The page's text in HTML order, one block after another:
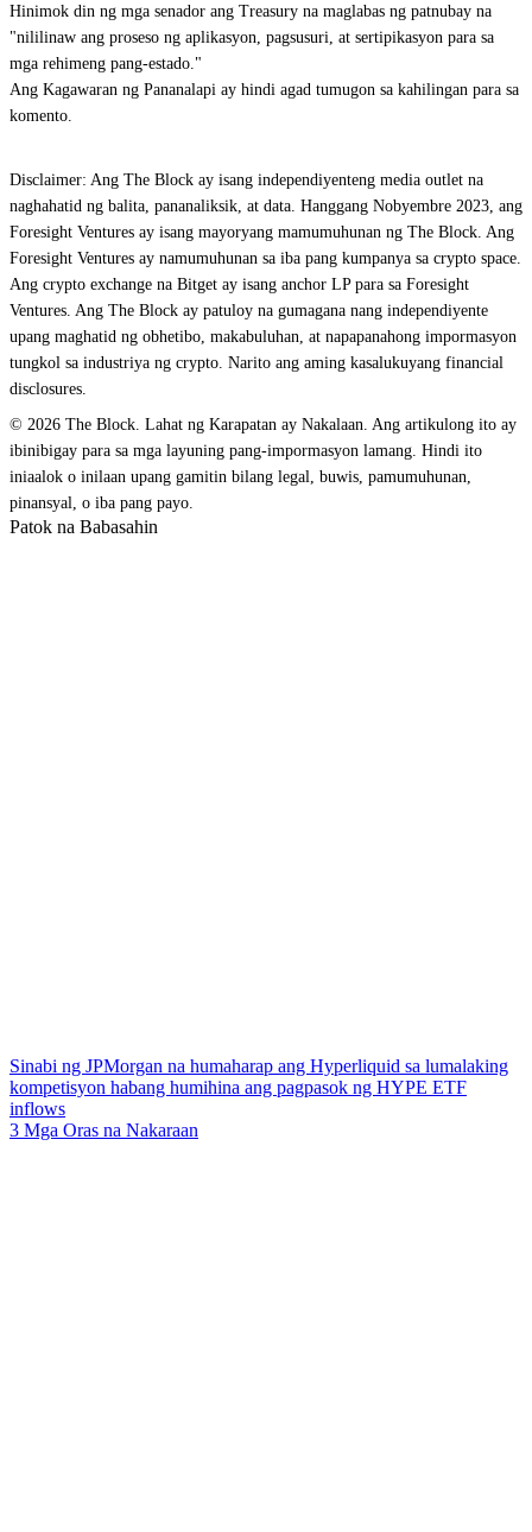
Hinimok din ng mga senador ang Treasury na maglabas ng patnubay na
"nililinaw ang proseso ng aplikasyon, pagsusuri, at sertipikasyon para sa
mga rehimeng pang-estado."
Ang Kagawaran ng Pananalapi ay hindi agad tumugon sa kahilingan para sa
komento.
Disclaimer: Ang The Block ay isang independiyenteng media outlet na
naghahatid ng balita, pananaliksik, at data. Hanggang Nobyembre 2023, ang
Foresight Ventures ay isang mayoryang mamumuhunan ng The Block. Ang
Foresight Ventures ay namumuhunan sa iba pang kumpanya sa crypto space.
Ang crypto exchange na Bitget ay isang anchor LP para sa Foresight
Ventures. Ang The Block ay patuloy na gumagana nang independiyente
upang maghatid ng obhetibo, makabuluhan, at napapanahong impormasyon
tungkol sa industriya ng crypto. Narito ang aming kasalukuyang financial
disclosures.
© 2026 The Block. Lahat ng Karapatan ay Nakalaan. Ang artikulong ito ay
ibinibigay para sa mga layuning pang-impormasyon lamang. Hindi ito
iniaalok o inilaan upang gamitin bilang legal, buwis, pamumuhunan,
pinansyal, o iba pang payo.
Patok na Babasahin
Sinabi ng JPMorgan na humaharap ang Hyperliquid sa lumalaking
kompetisyon habang humihina ang pagpasok ng HYPE ETF
inflows
3 Mga Oras na Nakaraan